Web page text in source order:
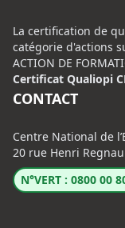
La certification de
catégorie d'actions
ACTION DE
Certificat Qualiopi
CONTACT
Centre National de
20 rue Henri
N°VERT : 0800 00